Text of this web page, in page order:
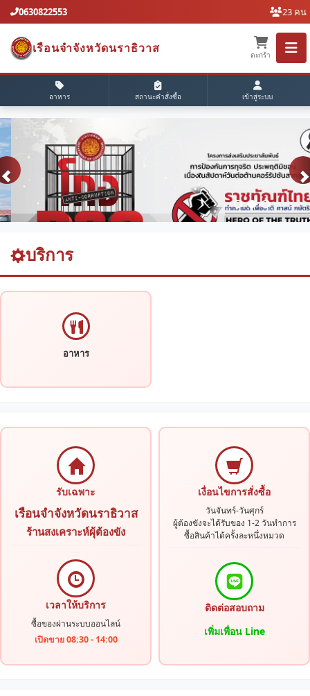
0630822553 23 คน
เรือนจำจังหวัดนราธิวาส
ตะกร้า
อาหาร สถานะคำสั่งซื้อ เข้าสู่ระบบ
บริการ
อาหาร
รับเฉพาะ
เรือนจำจังหวัดนราธิวาส
ร้านสงเคราะห์ผุ้ต้องขัง
เวลาให้บริการ
ซื้อของผ่านระบบออนไลน์
เปิดขาย 08:30 - 14:00
เงื่อนไขการสั่งซื้อ
วันจันทร์-วันศุกร์
ผู้ต้องขังจะได้รับของ 1-2 วันทำการ
ซื้อสินค้าได้ครั้งละหนึ่งหมวด
ติดต่อสอบถาม
เพิ่มเพื่อน Line